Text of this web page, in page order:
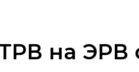
на ЭРВ